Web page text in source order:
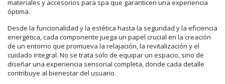
materiales y accesorios para spa que garanticen una experiencia
óptima.
Desde la funcionalidad y la estética hasta la seguridad y la eficiencia
energética, cada componente juega un papel crucial en la creación
de un entorno que promueva la relajación, la revitalización y el
cuidado integral. No se trata solo de equipar un espacio, sino de
diseñar una experiencia sensorial completa, donde cada detalle
contribuye al bienestar del usuario.